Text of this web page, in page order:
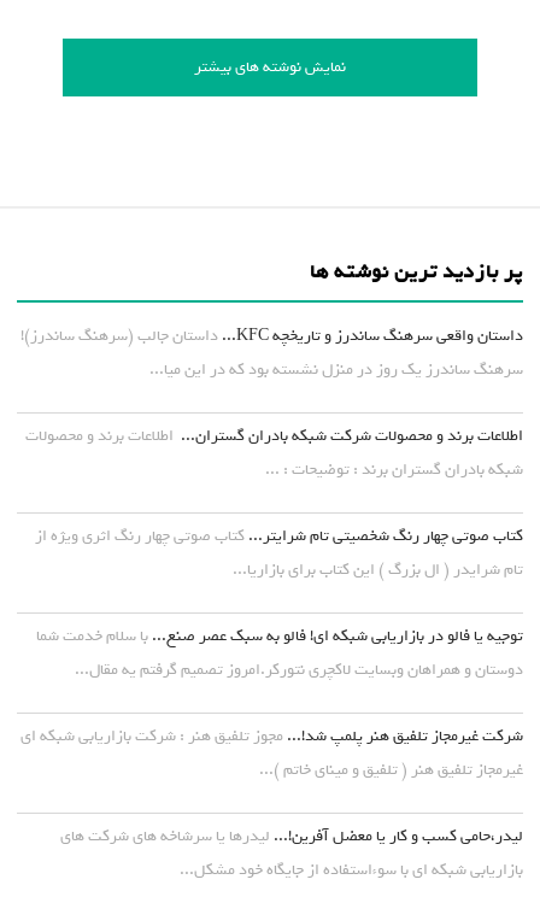
نمایش نوشته های بیشتر
پر بازدید ترین نوشته ها
داستان واقعی سرهنگ ساندرز و تاریخچه KFC...
داستان جالب (سرهنگ ساندرز)!
سرهنگ ساندرز یک روز در منزل نشسته بود که در این میا...
اطلاعات برند و محصولات شرکت شبکه بادران گستران... اطلاعات برند و محصولات
شبکه بادران گستران برند : توضیحات : ...
کتاب صوتی چهار رنگ شخصیتی تام شرایتر... کتاب صوتی چهار رنگ اثری ویژه از
تام شرایدر ( ال بزرگ ) این کتاب برای بازاریا...
توجیه یا فالو در بازاریابی شبکه ای! فالو به سبک عصر صنع... با سلام خدمت شما
دوستان و همراهان وبسایت لاکچری نتورکر.امروز تصمیم گرفتم یه مقال...
شرکت غیرمجاز تلفیق هنر پلمپ شد!... مجوز تلفیق هنر : شرکت بازاریابی شبکه ای
غیرمجاز تلفیق هنر ( تلفیق و مینای خاتم )...
لیدر،حامی کسب و کار یا معضل آفرین!... لیدرها یا سرشاخه های شرکت های
بازاریابی شبکه ای با سوءاستفاده از جایگاه خود مشکل...